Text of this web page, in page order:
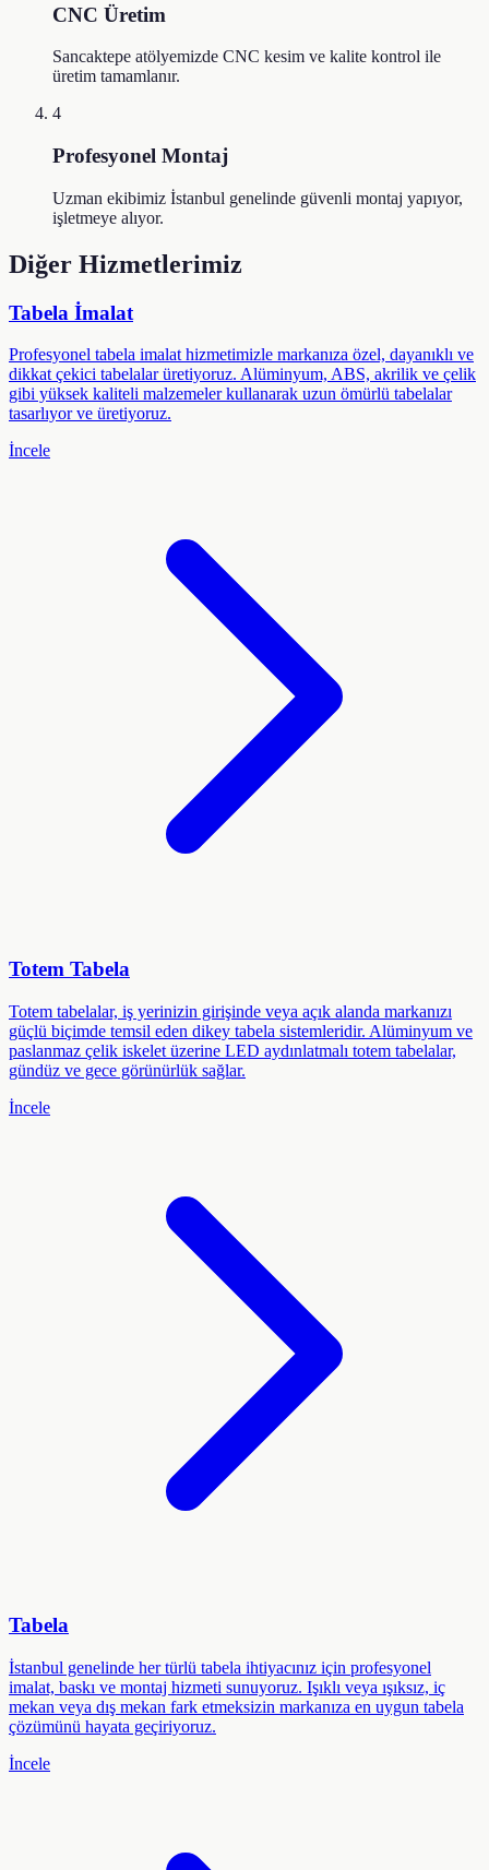
CNC Üretim
Sancaktepe atölyemizde CNC kesim ve kalite kontrol ile
üretim tamamlanır.
4
Profesyonel Montaj
Uzman ekibimiz İstanbul genelinde güvenli montaj yapıyor,
işletmeye alıyor.
Diğer Hizmetlerimiz
Tabela İmalat
Profesyonel tabela imalat hizmetimizle markanıza özel, dayanıklı ve
dikkat çekici tabelalar üretiyoruz. Alüminyum, ABS, akrilik ve çelik
gibi yüksek kaliteli malzemeler kullanarak uzun ömürlü tabelalar
tasarlıyor ve üretiyoruz.
İncele
Totem Tabela
Totem tabelalar, iş yerinizin girişinde veya açık alanda markanızı
güçlü biçimde temsil eden dikey tabela sistemleridir. Alüminyum ve
paslanmaz çelik iskelet üzerine LED aydınlatmalı totem tabelalar,
gündüz ve gece görünürlük sağlar.
İncele
Tabela
İstanbul genelinde her türlü tabela ihtiyacınız için profesyonel
imalat, baskı ve montaj hizmeti sunuyoruz. Işıklı veya ışıksız, iç
mekan veya dış mekan fark etmeksizin markanıza en uygun tabela
çözümünü hayata geçiriyoruz.
İncele